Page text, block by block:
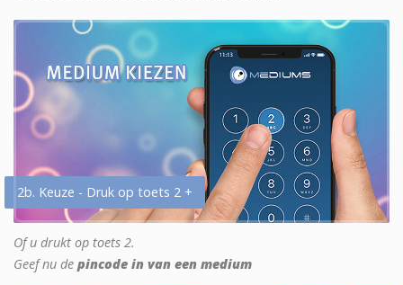
2b. Keuze - Druk op toets 2 +
Of u drukt op toets 2.
Geef nu de pincode in van een medium